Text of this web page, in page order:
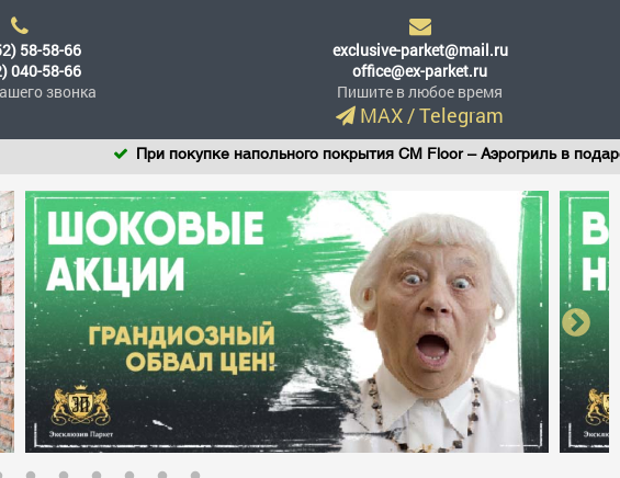
58-58-66
040-58-66
звонка
exclusive-parket@mail.ru
office@ex-parket.ru
Пишите в любое время
MAX/Telegram
При покупке напольного покрытия CM Floor – Аэрогриль в подарок!